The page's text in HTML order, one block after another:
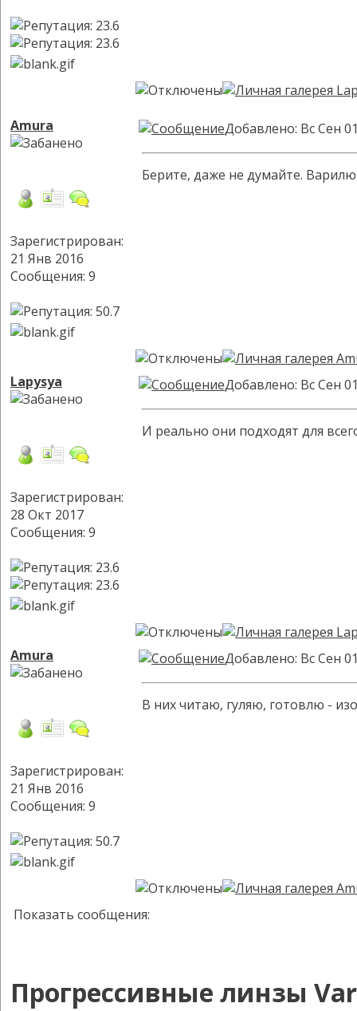
Amura
Зарегистрирован:
21 Янв 2016
Сообщения: 9
Добавлено: Вс Сен
Берите, даже не думайте.
Lapysya
Зарегистрирован:
28 Окт 2017
Сообщения: 9
Добавлено: Вс Сен
И реально они подходят для
Amura
Зарегистрирован:
21 Янв 2016
Сообщения: 9
Добавлено: Вс Сен
В них читаю, гуляю, готовлю -
Показать сообщения:
Прогрессивные линзы